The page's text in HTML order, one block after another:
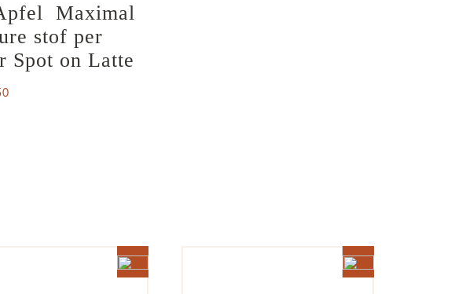
Maximal
stof per
Spot on Latte